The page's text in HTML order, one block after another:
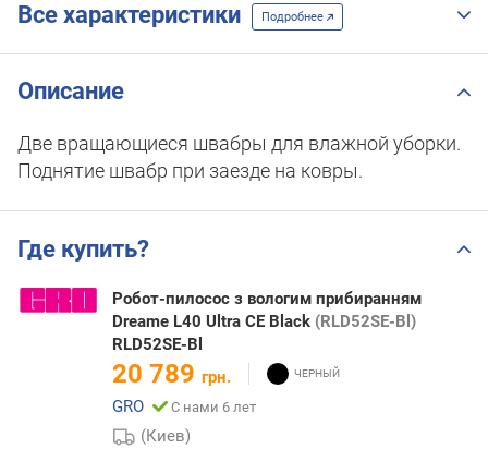
Все характеристики Подробнее
Описание
Две вращающиеся швабры для влажной уборки.
Поднятие швабр при заезде на ковры.
Где купить?
Робот-пилосос з вологим прибиранням
Dreame L40 Ultra CE Black (RLD52SE-Bl)
RLD52SE-Bl
20 789 грн.
GRO
С нами 6 лет
(Киев)